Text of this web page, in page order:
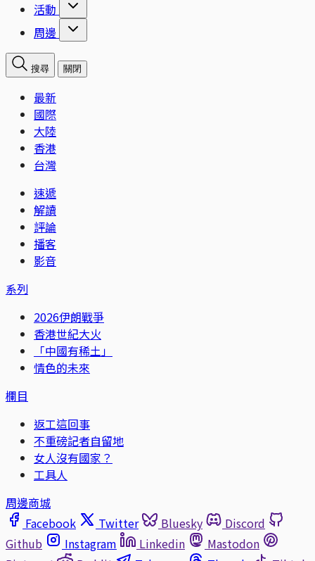
活動
周邊
搜尋 關閉
最新
國際
大陸
香港
台灣
速遞
解讀
評論
播客
影音
系列
2026伊朗戰爭
香港世紀大火
「中國有稀土」
情色的未來
欄目
返工這回事
不重磅記者自留地
女人沒有國家？
工具人
周邊商城
Facebook
Twitter Bluesky
Discord
Github
Instagram Linkedin
Mastodon